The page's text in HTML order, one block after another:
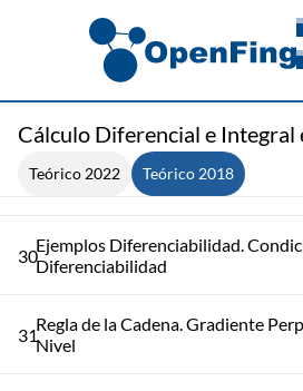
Cálculo Diferencial e Integral
Teórico 2022 Teórico 2018
Derivadas Parciales y
Derivadas Direccionales y
Diferenciabilidad
29Diferenciabilidad, Continuidad y
30Ejemplos Diferenciabilidad.
Diferenciabilidad
31Regla de la Cadena. Gradiente
Nivel